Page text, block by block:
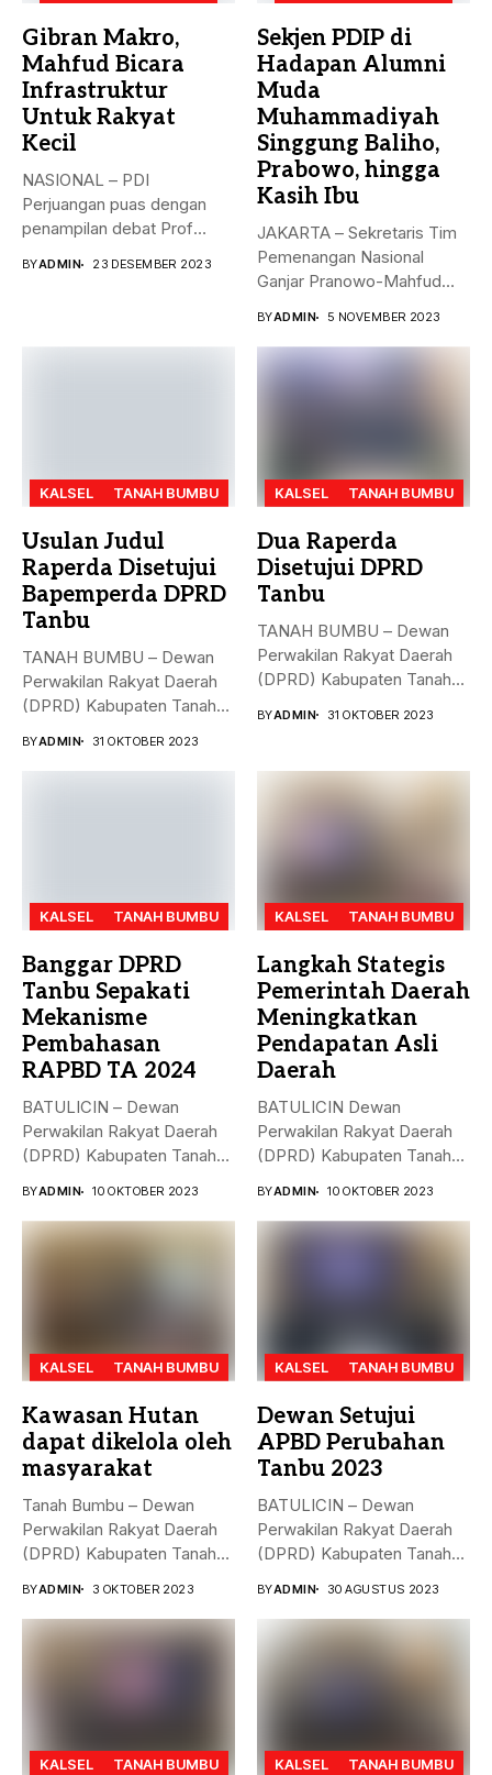
Gibran Makro,
Mahfud Bicara
Infrastruktur
Untuk Rakyat
Kecil
NASIONAL – PDI
Perjuangan puas dengan
penampilan debat Prof
BYADMIN 23 DESEMBER 2023
Sekjen PDIP di
Hadapan Alumni
Muda
Muhammadiyah
Singgung Baliho,
Prabowo, hingga
Kasih Ibu
JAKARTA – Sekretaris Tim
Pemenangan Nasional
Ganjar Pranowo-Mahfud
BYADMIN 5 NOVEMBER 2023
KALSEL TANAH BUMBU
Usulan Judul
Raperda Disetujui
Bapemperda DPRD
Tanbu
TANAH BUMBU – Dewan
Perwakilan Rakyat Daerah
(DPRD) Kabupaten Tanah
BYADMIN 31 OKTOBER 2023
KALSEL TANAH BUMBU
Dua Raperda
Disetujui DPRD
Tanbu
TANAH BUMBU – Dewan
Perwakilan Rakyat Daerah
(DPRD) Kabupaten Tanah
BYADMIN 31 OKTOBER 2023
KALSEL TANAH BUMBU
Banggar DPRD
Tanbu Sepakati
Mekanisme
Pembahasan
RAPBD TA 2024
BATULICIN – Dewan
Perwakilan Rakyat Daerah
(DPRD) Kabupaten Tanah
BYADMIN 10 OKTOBER 2023
KALSEL TANAH BUMBU
Langkah Stategis
Pemerintah Daerah
Meningkatkan
Pendapatan Asli
Daerah
BATULICIN Dewan
Perwakilan Rakyat Daerah
(DPRD) Kabupaten Tanah
BYADMIN 10 OKTOBER 2023
KALSEL TANAH BUMBU
Kawasan Hutan
dapat dikelola oleh
masyarakat
Tanah Bumbu – Dewan
Perwakilan Rakyat Daerah
(DPRD) Kabupaten Tanah
BYADMIN 3 OKTOBER 2023
KALSEL TANAH BUMBU
Dewan Setujui
APBD Perubahan
Tanbu 2023
BATULICIN – Dewan
Perwakilan Rakyat Daerah
(DPRD) Kabupaten Tanah
BYADMIN 30 AGUSTUS 2023
KALSEL TANAH BUMBU KALSEL TANAH BUMBU